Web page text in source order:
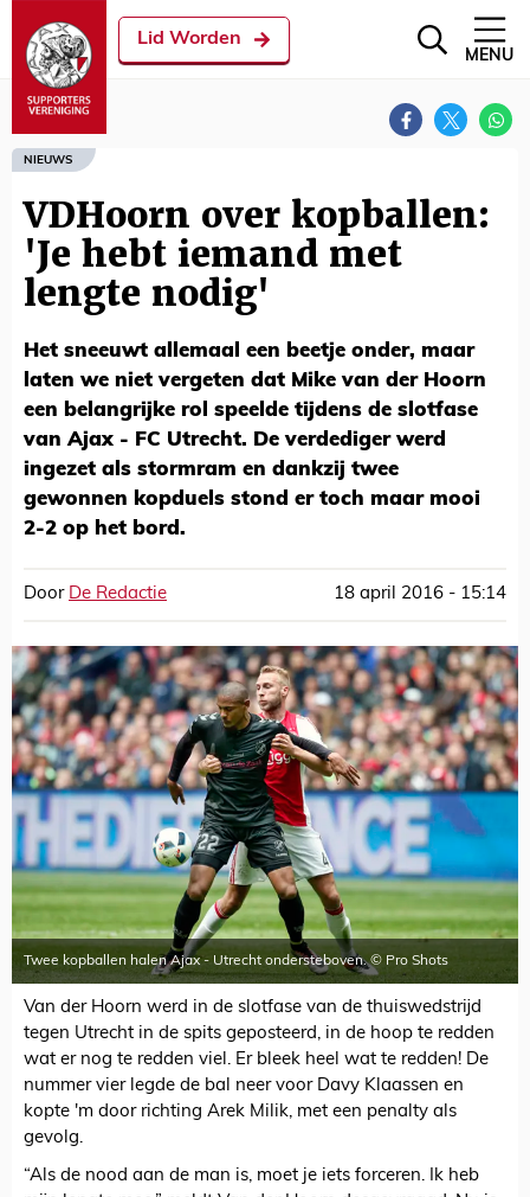
Lid Worden
MENU
NIEUWS
VDHoorn over kopballen:
'Je hebt iemand met
lengte nodig'
Het sneeuwt allemaal een beetje onder, maar
laten we niet vergeten dat Mike van der Hoorn
een belangrijke rol speelde tijdens de slotfase
van Ajax - FC Utrecht. De verdediger werd
ingezet als stormram en dankzij twee
gewonnen kopduels stond er toch maar mooi
2-2 op het bord.
Door De Redactie 18 april 2016 - 15:14
Twee kopballen halen Ajax - Utrecht ondersteboven. © Pro Shots
Van der Hoorn werd in de slotfase van de thuiswedstrijd
tegen Utrecht in de spits geposteerd, in de hoop te redden
wat er nog te redden viel. Er bleek heel wat te redden! De
nummer vier legde de bal neer voor Davy Klaassen en
kopte 'm door richting Arek Milik, met een penalty als
gevolg.
“Als de nood aan de man is, moet je iets forceren. Ik heb